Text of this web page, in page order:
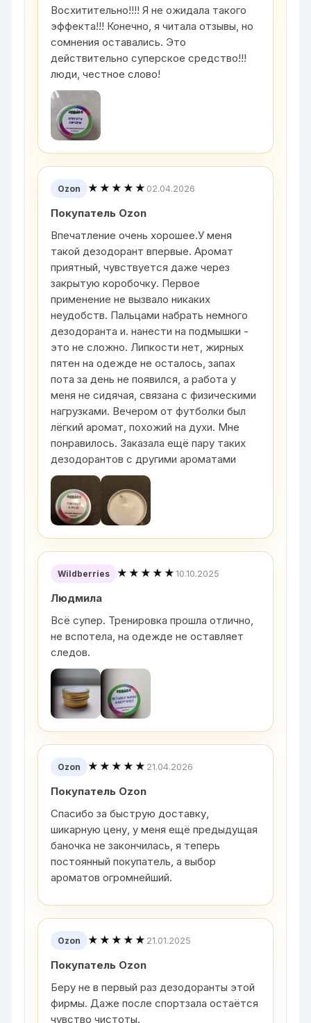
Восхитительно!!!! Я не ожидала такого
эффекта!!! Конечно, я читала отзывы, но
сомнения оставались. Это
действительно суперское средство!!!
люди, честное слово!
Ozon ★★★★★ 02.04.2026
Покупатель Ozon
Впечатление очень хорошее.У меня
такой дезодорант впервые. Аромат
приятный, чувствуется даже через
закрытую коробочку. Первое
применение не вызвало никаких
неудобств. Пальцами набрать немного
дезодоранта и. нанести на подмышки -
это не сложно. Липкости нет, жирных
пятен на одежде не осталось, запах
пота за день не появился, а работа у
меня не сидячая, связана с физическими
нагрузками. Вечером от футболки был
лёгкий аромат, похожий на духи. Мне
понравилось. Заказала ещё пару таких
дезодорантов с другими ароматами
Wildberries ★★★★★10.10.2025
Людмила
Всё супер. Тренировка прошла отлично,
не вспотела, на одежде не оставляет
следов.
Ozon ★★★★★ 21.04.2026
Покупатель Ozon
Спасибо за быструю доставку,
шикарную цену, у меня ещё предыдущая
баночка не закончилась, я теперь
постоянный покупатель, а выбор
ароматов огромнейший.
Ozon ★★★★★ 21.01.2025
Покупатель Ozon
Беру не в первый раз дезодоранты этой
фирмы. Даже после спортзала остаётся
чувство чистоты.